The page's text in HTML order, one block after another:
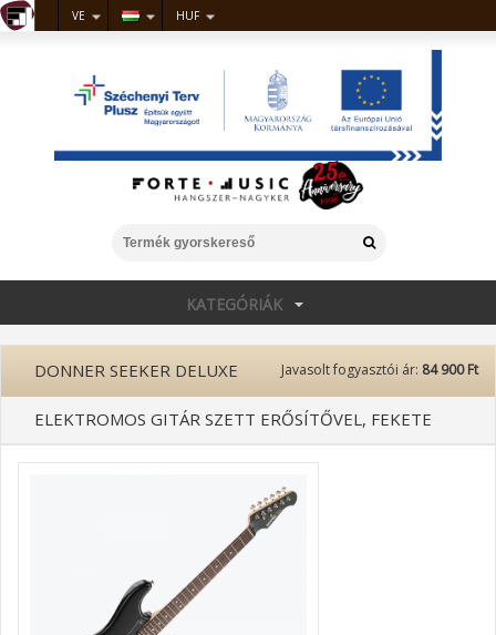
VE HUF
KATEGÓRIÁK
Javasolt fogyasztói ár: 84 900 Ft
DONNER SEEKER DELUXE
ELEKTROMOS GITÁR SZETT ERŐSÍTŐVEL, FEKETE